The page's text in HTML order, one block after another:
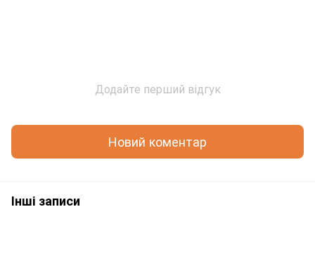
Додайте перший відгук
Новий коментар
Інші записи